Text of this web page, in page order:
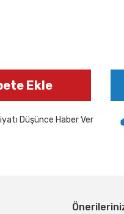
Ekle
Düşünce Haber Ver